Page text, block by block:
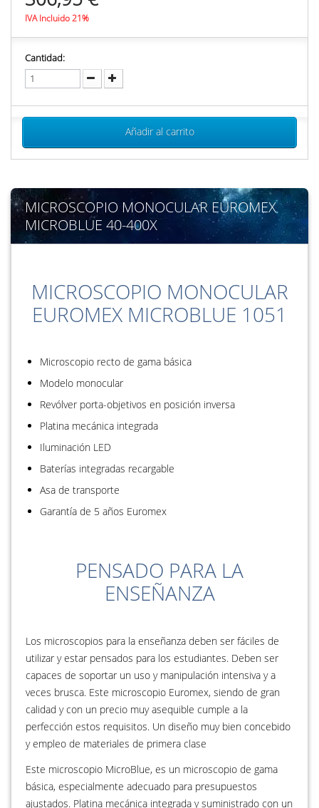
IVA Incluido 21%
Cantidad:
Añadir al carrito
MICROSCOPIO MONOCULAR EUROMEX
MICROBLUE 40-400X
MICROSCOPIO MONOCULAR
EUROMEX MICROBLUE 1051
Microscopio recto de gama básica
Modelo monocular
Revólver porta-objetivos en posición inversa
Platina mecánica integrada
Iluminación LED
Baterías integradas recargable
Asa de transporte
Garantía de 5 años Euromex
PENSADO PARA LA
ENSEÑANZA
Los microscopios para la enseñanza deben ser fáciles de
utilizar y estar pensados para los estudiantes. Deben ser
capaces de soportar un uso y manipulación intensiva y a
veces brusca. Este microscopio Euromex, siendo de gran
calidad y con un precio muy asequible cumple a la
perfección estos requisitos. Un diseño muy bien concebido
y empleo de materiales de primera clase
Este microscopio MicroBlue, es un microscopio de gama
básica, especialmente adecuado para presupuestos
ajustados. Platina mecánica integrada y suministrado con un